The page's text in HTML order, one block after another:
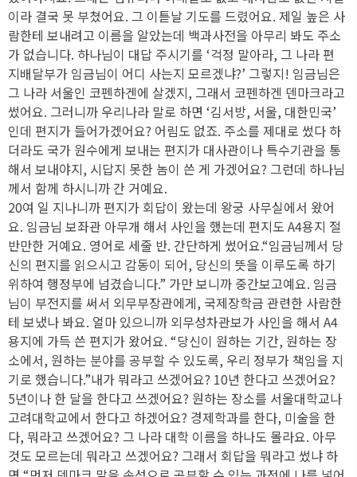
이라 결국 못 부쳤어요. 그 이튿날 기도를 드렸어요. 제일 높은 사
람한테 보내려고 이름을 알았는데 백과사전을 아무리 봐도 주소
가 없습니다. 하나님이 대답 주시기를 ‘걱정 말아라, 그 나라 편
지배달부가 임금님이 어디 사는지 모르겠냐?’ 그렇지! 임금님은
그 나라 서울인 코펜하겐에 살겠지, 그래서 코펜하겐 덴마크라고
썼어요. 그러니까 우리나라 말로 하면 ‘김서방, 서울, 대한민국’
인데 편지가 들어가겠어요? 어림도 없죠. 주소를 제대로 썼다 하
더라도 국가 원수에게 보내는 편지가 대사관이나 특수기관을 통
해서 보내야지, 시답지 못한 놈이 쓴 게 가겠어요? 그런데 하나님
께서 함께 하시니까 간 거예요.
20여 일 지나니까 편지가 회답이 왔는데 왕궁 사무실에서 왔어
요. 임금님 보좌관 아무개 해서 사인을 했는데 편지도 A4용지 절
반만한 거예요. 영어로 세줄 반. 간단하게 썼어요.“임금님께서 당
신의 편지를 읽으시고 감동이 되어, 당신의 뜻을 이루도록 하기
위하여 행정부에 넘겼습니다.” 가만 보니까 중간보고예요. 임금
님이 부전지를 써서 외무부장관에게, 국제장학금 관련한 사람한
테 보냈나 봐요. 얼마 있으니까 외무성차관보가 사인을 해서 A4
용지에 가득 쓴 편지가 왔어요. “당신이 원하는 기간, 원하는 장
소에서, 원하는 분야를 공부할 수 있도록, 우리 정부가 책임을 지
기로 했습니다.”내가 뭐라고 쓰겠어요? 10년 한다고 쓰겠어요?
5년이나 한 달을 한다고 쓰겠어요? 원하는 장소를 서울대학교나
고려대학교에서 한다고 하겠어요? 경제학과를 한다, 미술을 한
다, 뭐라고 쓰겠어요? 그 나라 대학 이름을 하나도 몰라요. 아무
것도 모르는데 뭐라고 쓰겠어요? 그래서 회답을 뭐라고 썼냐 하